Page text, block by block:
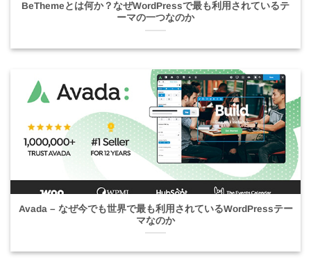
BeThemeとは何か？なぜWordPressで最も利用されているテ
ーマの一つなのか
Avada – なぜ今でも世界で最も利用されているWordPressテー
マなのか